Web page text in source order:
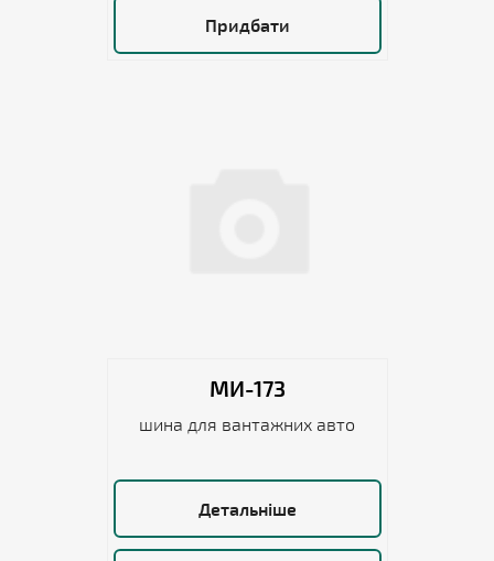
Придбати
МИ-173
шина для вантажних авто
Детальніше